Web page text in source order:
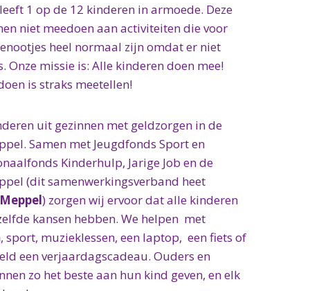
1 op de 12 kinderen in armoede. Deze
niet meedoen aan activiteiten die voor
heel normaal zijn omdat er niet
Onze missie is: Alle kinderen doen mee!
is straks meetellen!
uit gezinnen met geldzorgen in de
Samen met Jeugdfonds Sport en
Kinderhulp, Jarige Job en de
(dit samenwerkingsverband heet
) zorgen wij ervoor dat alle kinderen
kansen hebben. We helpen met
sport, muzieklessen, een laptop, een fiets of
een verjaardagscadeau. Ouders en
zo het beste aan hun kind geven, en elk